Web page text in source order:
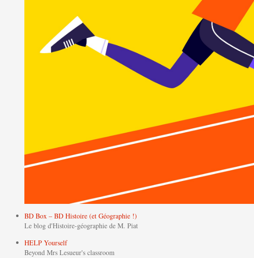
BD Box – BD Histoire (et Géographie !)
Le blog d'Histoire-géographie de M. Piat
HELP Yourself
Beyond Mrs Lesueur's classroom